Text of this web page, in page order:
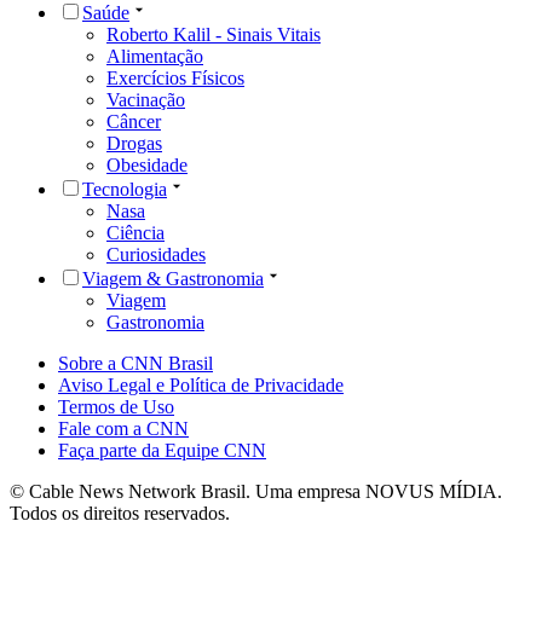
Saúde
Roberto Kalil - Sinais Vitais
Alimentação
Exercícios Físicos
Vacinação
Câncer
Drogas
Obesidade
Tecnologia
Nasa
Ciência
Curiosidades
Viagem & Gastronomia
Viagem
Gastronomia
Sobre a CNN Brasil
Aviso Legal e Política de Privacidade
Termos de Uso
Fale com a CNN
Faça parte da Equipe CNN
© Cable News Network Brasil. Uma empresa NOVUS MÍDIA.
Todos os direitos reservados.